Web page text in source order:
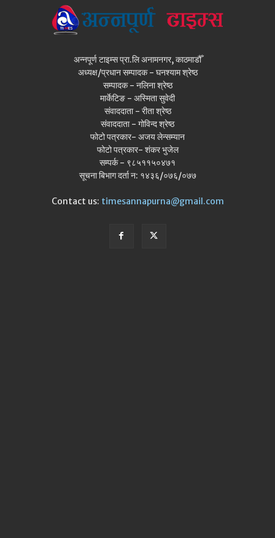
अन्नपूर्ण टाइम्स प्रा.लि अनामनगर, काठमाडौँ
अध्यक्ष/प्रधान सम्पादक - घनश्याम श्रेष्ठ
सम्पादक - नलिना श्रेष्ठ
मार्केटिङ - अस्मिता सुवेदी
संवाददाता - रीता श्रेष्ठ
संवाददाता - गोविन्द श्रेष्ठ
फोटो पत्रकार- अजय लेन्सम्यान
फोटो पत्रकार- शंकर भुजेल
सम्पर्क - ९८५११५०४७१
सूचना बिभाग दर्ता न: १४३६/०७६/०७७
Contact us: timesannapurna@gmail.com